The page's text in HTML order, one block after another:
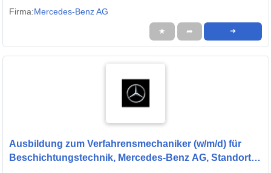
Firma:Mercedes-Benz AG
★ ➦ ➜
Ausbildung zum Verfahrensmechaniker (w/m/d) für
Beschichtungstechnik, Mercedes-Benz AG, Standort